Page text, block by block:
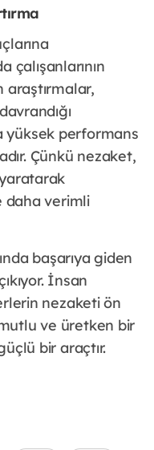
çalışanlarının
araştırmalar,
yüksek performans
Çünkü nezaket,
daha verimli
başarıya giden
İnsan
nezaketi ön
ve üretken bir
bir araçtır.